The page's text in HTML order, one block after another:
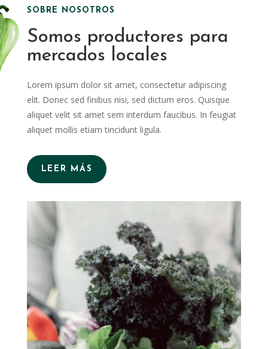
SOBRE NOSOTROS
Somos productores para
mercados locales
Lorem ipsum dolor sit amet, consectetur adipiscing
elit. Donec sed finibus nisi, sed dictum eros. Quisque
aliquet velit sit amet sem interdum faucibus. In feugiat
aliquet mollis etiam tincidunt ligula.
LEER MÁS